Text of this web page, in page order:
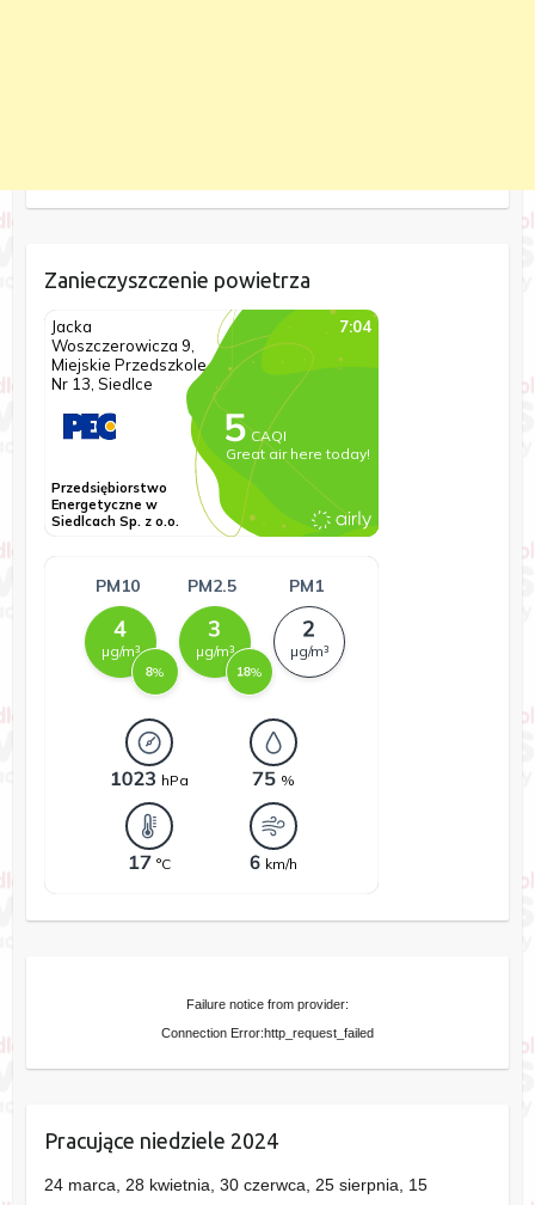
Zanieczyszczenie powietrza
Failure notice from provider:
Connection Error:http_request_failed
Pracujące niedziele 2024
24 marca, 28 kwietnia, 30 czerwca, 25 sierpnia, 15